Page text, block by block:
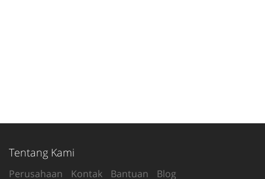
Tentang Kami
Perusahaan Kontak Bantuan Blog